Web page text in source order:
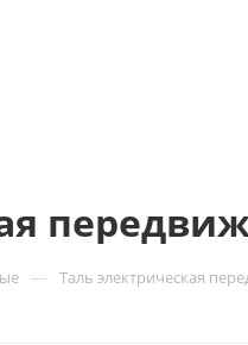
— Таль электрическая